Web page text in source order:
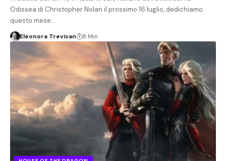
Odissea di Christopher Nolan il prossimo 16 luglio, dedichiamo
questo mese…
Eleonora Trevisan 8 Min